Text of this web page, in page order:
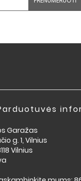
Garažas
g. 1, Vilnius
Vilnius